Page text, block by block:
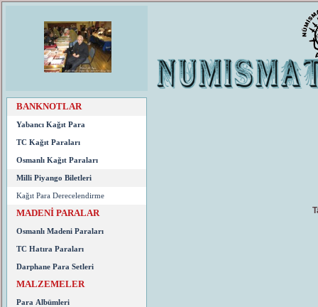
BANKNOTLAR
Yabancı Kağıt Para
TC Kağıt Paraları
Osmanlı Kağıt Paraları
Milli Piyango Biletleri
Kağıt Para Derecelendirme
MADENİ PARALAR
Osmanlı Madeni Paraları
TC Hatıra Paraları
Darphane Para Setleri
MALZEMELER
Para Albümleri